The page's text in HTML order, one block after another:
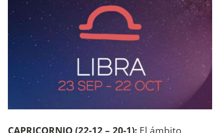
CAPRICORNIO (22-12 – 20-1): El ámbito